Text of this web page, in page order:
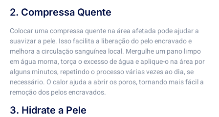
2. Compressa Quente
Colocar uma compressa quente na área afetada pode ajudar a
suavizar a pele. Isso facilita a liberação do pelo encravado e
melhora a circulação sanguínea local. Mergulhe um pano limpo
em água morna, torça o excesso de água e aplique-o na área por
alguns minutos, repetindo o processo várias vezes ao dia, se
necessário. O calor ajuda a abrir os poros, tornando mais fácil a
remoção dos pelos encravados.
3. Hidrate a Pele